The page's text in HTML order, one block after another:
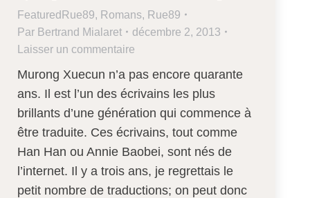
FeaturedRue89, Romans, Rue89
Par Bertrand Mialaret
décembre 2, 2013
Laisser un commentaire
Murong Xuecun n’a pas encore quarante
ans. Il est l’un des écrivains les plus
brillants d’une génération qui commence à
être traduite. Ces écrivains, tout comme
Han Han ou Annie Baobei, sont nés de
l’internet. Il y a trois ans, je regrettais le
petit nombre de traductions; on peut donc